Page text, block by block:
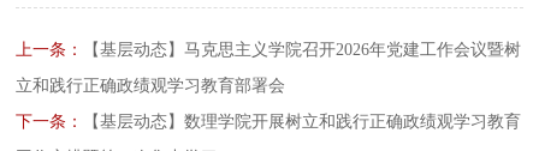
上一条：
【基层动态】马克思主义学院召开2026年党建工作会议暨树
立和践行正确政绩观学习教育部署会
下一条：
【基层动态】数理学院开展树立和践行正确政绩观学习教育